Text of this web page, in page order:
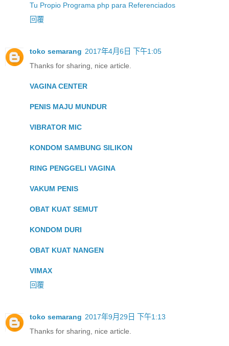
Tu Propio Programa php para Referenciados
回覆
toko semarang 2017年4月6日 下午1:05
Thanks for sharing, nice article.
VAGINA CENTER
PENIS MAJU MUNDUR
VIBRATOR MIC
KONDOM SAMBUNG SILIKON
RING PENGGELI VAGINA
VAKUM PENIS
OBAT KUAT SEMUT
KONDOM DURI
OBAT KUAT NANGEN
VIMAX
回覆
toko semarang 2017年9月29日 下午1:13
Thanks for sharing, nice article.